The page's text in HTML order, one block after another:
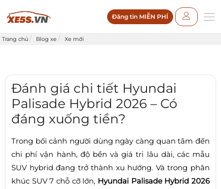
Đăng tin MIỄN PHÍ
Trang chủ Blog xe Xe mới
Đánh giá chi tiết Hyundai
Palisade Hybrid 2026 – Có
đáng xuống tiền?
Trong bối cảnh người dùng ngày càng quan tâm đến
chi phí vận hành, độ bền và giá trị lâu dài, các mẫu
SUV hybrid đang trở thành xu hướng. Và trong phân
khúc SUV 7 chỗ cỡ lớn, Hyundai Palisade Hybrid 2026